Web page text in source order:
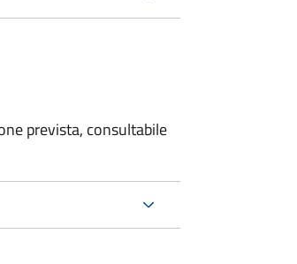
prevista, consultabile